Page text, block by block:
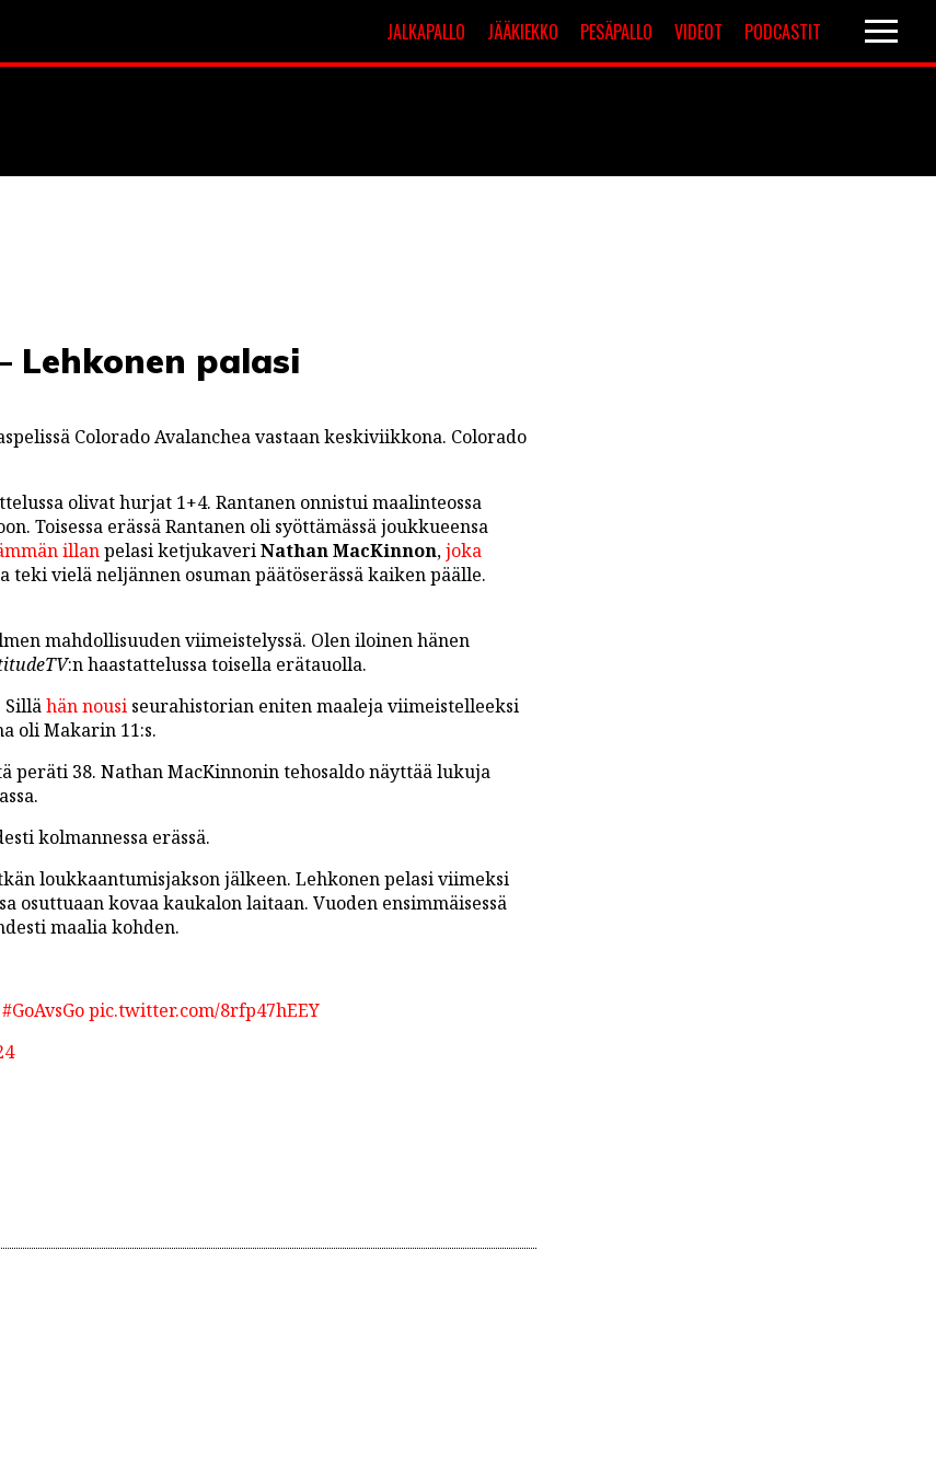
JALKAPALLO JÄÄKIEKKO PESÄPALLO VIDEOT PODCASTIT
Lehkonen palasi
Colorado Avalanchea vastaan keskiviikkona. Colorado
olivat hurjat 1+4. Rantanen onnistui maalinteossa
Toisessa erässä Rantanen oli syöttämässä joukkueensa
illanpelasi ketjukaveriNathan MacKinnon,joka
teki vielä neljännen osuman päätöserässä kaiken päälle.
mahdollisuuden viimeistelyssä. Olen iloinen hänen
:n haastattelussa toisella erätauolla.
Sillähän nousi seurahistorian eniten maaleja viimeistelleeksi
oli Makarin 11:s.
peräti 38. Nathan MacKinnonin tehosaldo näyttää lukuja
kolmannessa erässä.
loukkaantumisjakson jälkeen. Lehkonen pelasi viimeksi
osuttuaan kovaa kaukalon laitaan. Vuoden ensimmäisessä
maalia kohden.
#GoAvsGopic.twitter.com/8rfp47hEEY